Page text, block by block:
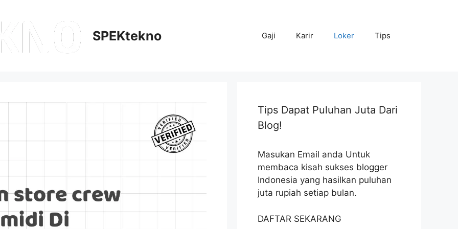
SPEKtekno Gaji Karir Loker Tips
Tips Dapat Puluhan Juta Dari
Blog!
Masukan Email anda Untuk
membaca kisah sukses blogger
Indonesia yang hasilkan puluhan
juta rupiah setiap bulan.
DAFTAR SEKARANG